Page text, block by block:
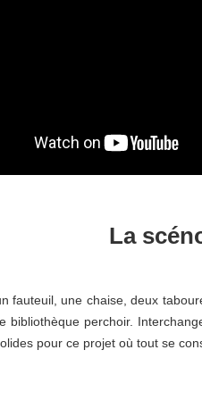
La
fauteuil, une chaise, deux
bibliothèque perchoir.
pour ce projet où tout se